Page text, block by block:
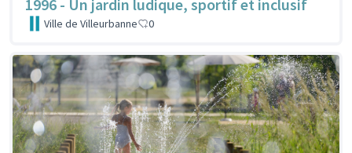
1996 - Un jardin ludique, sportif et inclusif
Ville de Villeurbanne 0